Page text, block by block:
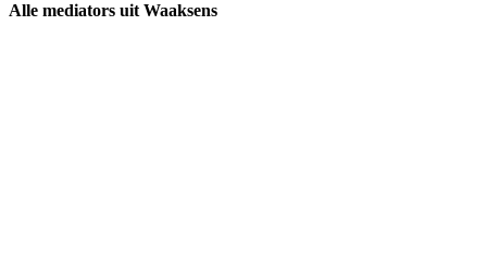
Alle mediators uit Waaksens